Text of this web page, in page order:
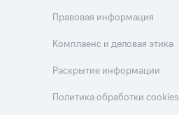
Правовая информация
Комплаенс и деловая этика
Раскрытие информации
Политика обработки cookies